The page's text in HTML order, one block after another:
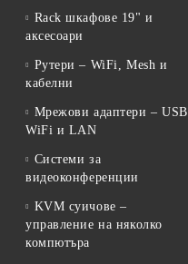
Rack шкафове 19" и
аксесоари
Рутери – WiFi, Mesh и
кабелни
Мрежови адаптери – USB
WiFi и LAN
Системи за
видеоконференции
KVM суичове –
управление на няколко
компютъра